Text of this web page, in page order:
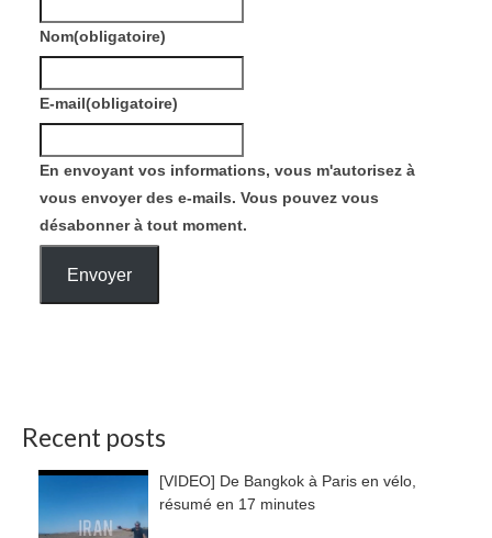
Nom(obligatoire)
E-mail(obligatoire)
En envoyant vos informations, vous m'autorisez à
vous envoyer des e-mails. Vous pouvez vous
désabonner à tout moment.
Envoyer
Recent posts
[VIDEO] De Bangkok à Paris en vélo,
résumé en 17 minutes